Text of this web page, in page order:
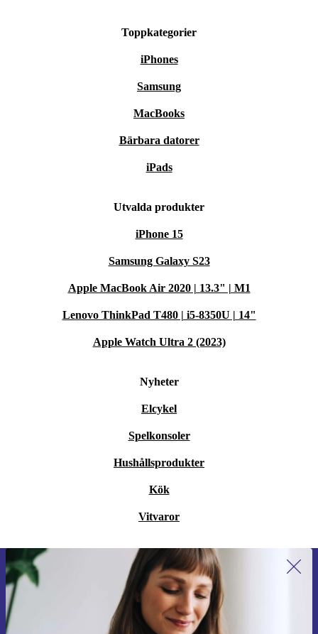
Toppkategorier
iPhones
Samsung
MacBooks
Bärbara datorer
iPads
Utvalda produkter
iPhone 15
Samsung Galaxy S23
Apple MacBook Air 2020 | 13.3" | M1
Lenovo ThinkPad T480 | i5-8350U | 14"
Apple Watch Ultra 2 (2023)
Nyheter
Elcykel
Spelkonsoler
Hushållsprodukter
Kök
Vitvaror
Anmäl dig till vårt nyhetsbrev för
första gången och spara 200 kr!
Missa aldrig ett erbjudande igen.